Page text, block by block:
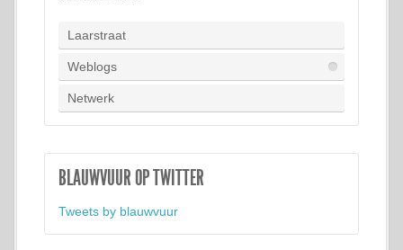
Laarstraat
Weblogs
Netwerk
BLAUWVUUR OP TWITTER
Tweets by blauwvuur